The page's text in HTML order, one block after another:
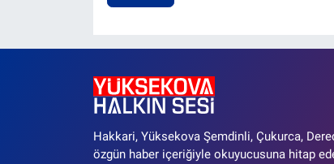
Hakkari, Yüksekova Şemdinli, Çukurca,
özgün haber içeriğiyle okuyucusuna hitap